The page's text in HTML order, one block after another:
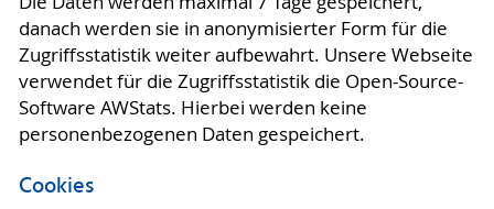
danach werden sie in anonymisierter Form für die
Zugriffsstatistik weiter aufbewahrt. Unsere Webseite
verwendet für die Zugriffsstatistik die Open-Source-
Software AWStats. Hierbei werden keine
personenbezogenen Daten gespeichert.
Cookies